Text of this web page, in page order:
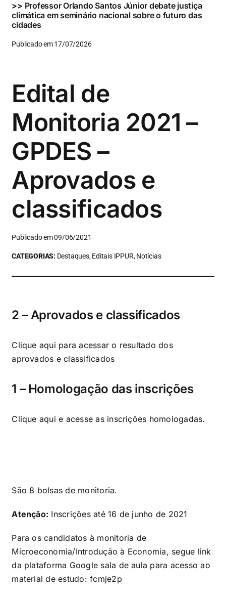
>> Professor Orlando Santos Júnior debate justiça
climática em seminário nacional sobre o futuro das
cidades
Publicado em 17/07/2026
Edital de
Monitoria 2021 –
GPDES –
Aprovados e
classificados
Publicado em 09/06/2021
CATEGORIAS: Destaques, Editais IPPUR, Notícias
2 – Aprovados e classificados
Clique aqui para acessar o resultado dos
aprovados e classificados
1 – Homologação das inscrições
Clique aqui e acesse as inscrições homologadas.
São 8 bolsas de monitoria.
Atenção: Inscrições até 16 de junho de 2021
Para os candidatos à monitoria de
Microeconomia/Introdução à Economia, segue link
da plataforma Google sala de aula para acesso ao
material de estudo: fcmje2p